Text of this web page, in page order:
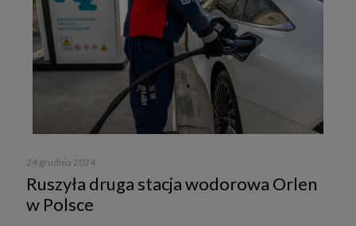
24 grudnia 2024
Ruszyła druga stacja wodorowa Orlen
w Polsce